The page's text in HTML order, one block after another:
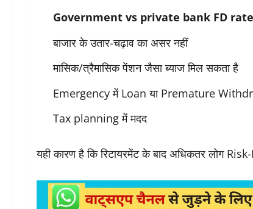
Government vs private bank FD
बाजार के उतार-चढ़ाव का असर नहीं
मासिक/त्रैमासिक पेंशन जैसा ब्याज मिल सकता है
Emergency में Loan या Premature
Tax planning में मदद
यही कारण है कि रिटायरमेंट के बाद अधिकतर लोग